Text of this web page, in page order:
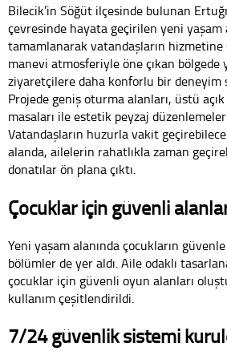
Bilecik’in Söğüt ilçesinde bulunan
çevresinde hayata geçirilen yeni yaşam
tamamlanarak vatandaşların
manevi atmosferiyle öne çıkan bölgede
ziyaretçilere daha konforlu bir deneyim
Projede geniş oturma alanları, üstü
masaları ile estetik peyzaj
Vatandaşların huzurla vakit
alanda, ailelerin rahatlıkla zaman
donatılar ön plana çıktı.
Çocuklar için güvenli
Yeni yaşam alanında çocukların
bölümler de yer aldı. Aile odaklı
çocuklar için güvenli oyun alanları
kullanım çeşitlendirildi.
7/24 güvenlik sistemi